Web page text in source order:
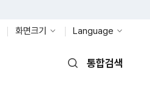
화면크기 Language
통합검색